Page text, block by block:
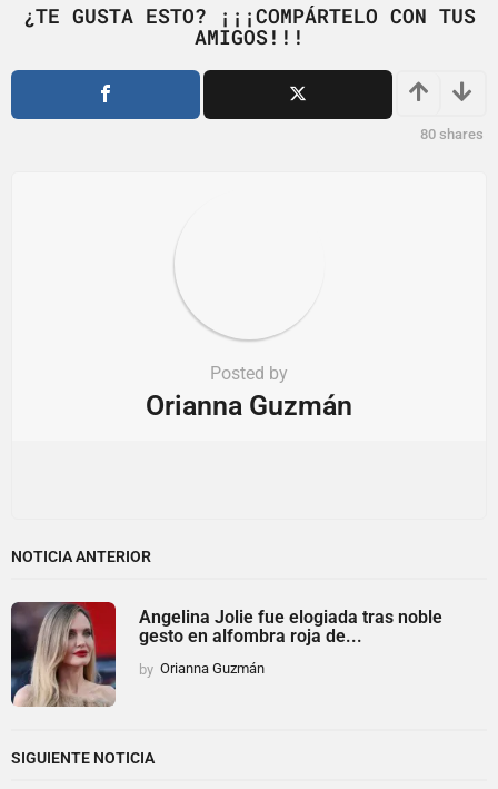
i
o
¿TE GUSTA ESTO? ¡¡¡COMPÁRTELO CON TUS
AMIGOS!!!
80 shares
Posted by
Orianna Guzmán
NOTICIA ANTERIOR
Angelina Jolie fue elogiada tras noble
gesto en alfombra roja de...
by Orianna Guzmán
SIGUIENTE NOTICIA